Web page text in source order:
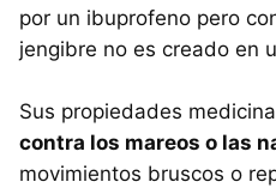
por un ibuprofeno pero
jengibre no es creado en
Sus propiedades
contra los mareos o las
movimientos bruscos o